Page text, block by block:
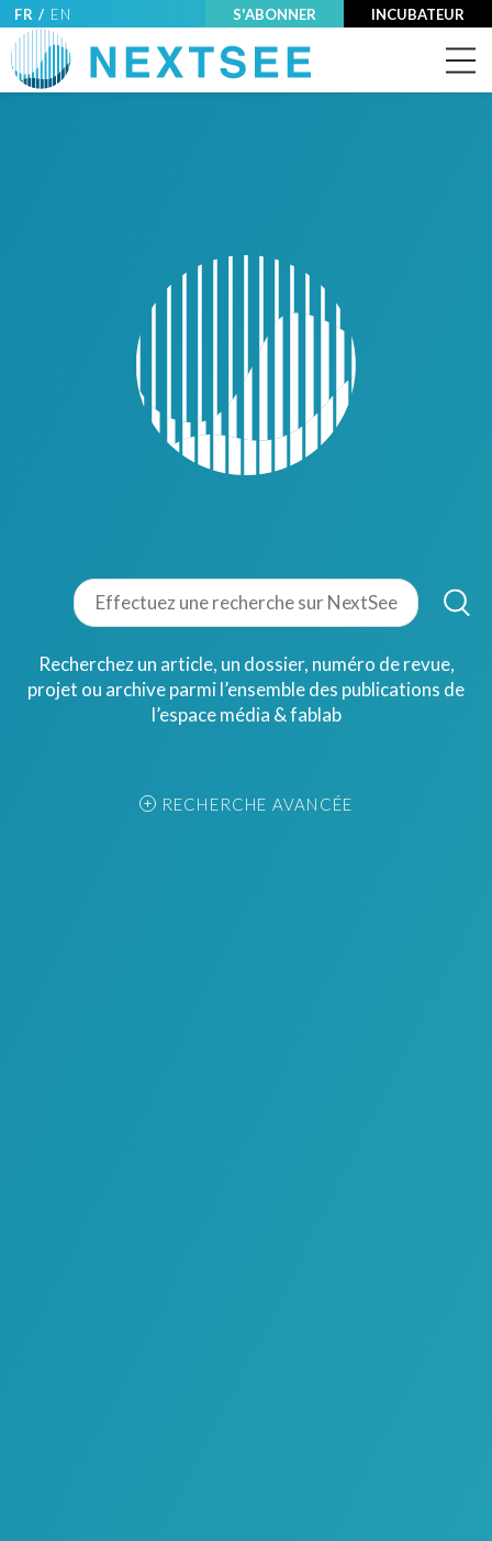
FR / EN S'ABONNER INCUBATEUR
Recherchez un article, un dossier, numéro de revue,
projet ou archive parmi l’ensemble des publications de
l’espace média & fablab
RECHERCHE AVANCÉE